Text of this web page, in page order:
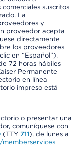
suscritos
La
y
proveedor acepta
directamente
los proveedores
en “Español”).
72 horas hábiles
Permanente
en línea
impreso está
o presentar una
comuníquese con
(TTY 711), de lunes a
memberservices